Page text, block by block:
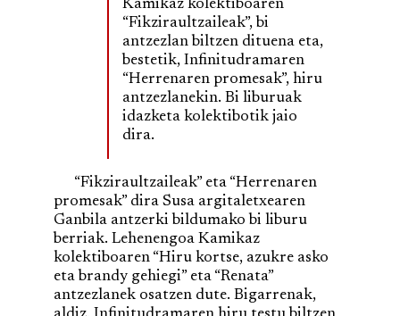
Kamikaz kolektiboaren
“Fikziraultzaileak”, bi
antzezlan biltzen dituena eta,
bestetik, Infinitudramaren
“Herrenaren promesak”, hiru
antzezlanekin. Bi liburuak
idazketa kolektibotik jaio
dira.
“Fikziraultzaileak” eta “Herrenaren
promesak” dira Susa argitaletxearen
Ganbila antzerki bildumako bi liburu
berriak. Lehenengoa Kamikaz
kolektiboaren “Hiru kortse, azukre asko
eta brandy gehiegi” eta “Renata”
antzezlanek osatzen dute. Bigarrenak,